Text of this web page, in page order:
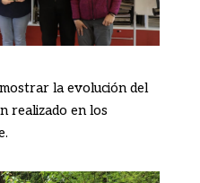
la evolución del
realizado en los